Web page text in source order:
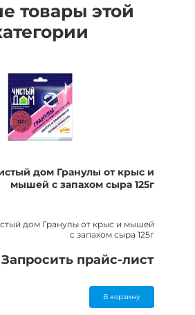
товары этой
дом Гранулы от крыс и
мышей с запахом сыра 125г
дом Гранулы от крыс и мышей
с запахом сыра 125г
Запросить прайс-лист
В корзину